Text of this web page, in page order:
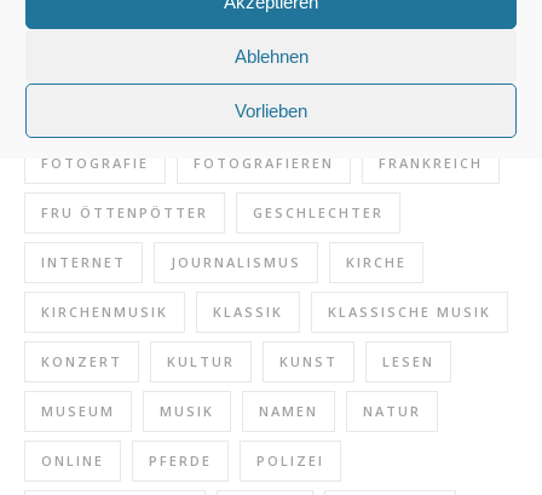
Ablehnen
Vorlieben
ARCHITEKTUR
BUCHSOUVENIR
FEUERWEHR
FOTOGRAFIE FOTOGRAFIEREN FRANKREICH
FRU ÖTTENPÖTTER GESCHLECHTER
INTERNET JOURNALISMUS KIRCHE
KIRCHENMUSIK KLASSIK KLASSISCHE MUSIK
KONZERT KULTUR KUNST LESEN
MUSEUM MUSIK NAMEN NATUR
ONLINE PFERDE POLIZEI